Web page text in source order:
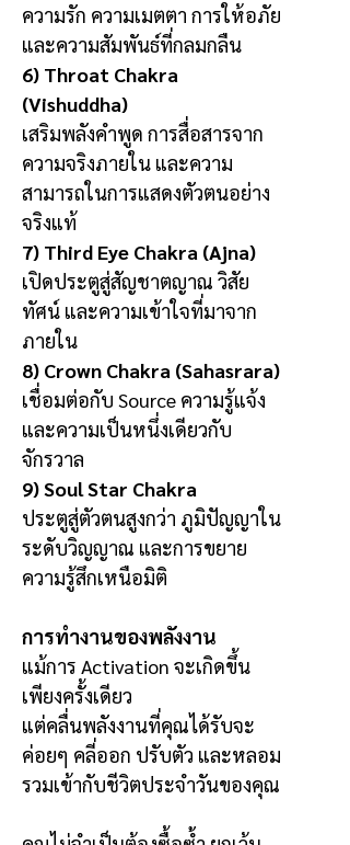
ความรัก ความเมตตา การให้อภัย
และความสัมพันธ์ที่กลมกลืน
6) Throat Chakra
(Vishuddha)
เสริมพลังคำพูด การสื่อสารจาก
ความจริงภายใน และความ
สามารถในการแสดงตัวตนอย่าง
จริงแท้
7) Third Eye Chakra (Ajna)
เปิดประตูสู่สัญชาตญาณ วิสัย
ทัศน์ และความเข้าใจที่มาจาก
ภายใน
8) Crown Chakra (Sahasrara)
เชื่อมต่อกับ Source ความรู้แจ้ง
และความเป็นหนึ่งเดียวกับ
จักรวาล
9) Soul Star Chakra
ประตูสู่ตัวตนสูงกว่า ภูมิปัญญาใน
ระดับวิญญาณ และการขยาย
ความรู้สึกเหนือมิติ
การทำงานของพลังงาน
แม้การ Activation จะเกิดขึ้น
เพียงครั้งเดียว
แต่คลื่นพลังงานที่คุณได้รับจะ
ค่อยๆ คลี่ออก ปรับตัว และหลอม
รวมเข้ากับชีวิตประจำวันของคุณ